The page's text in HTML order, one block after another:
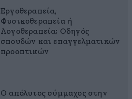
Εργοθεραπεία,
Φυσικοθεραπεία ή
Λογοθεραπεία; Οδηγός
σπουδών και επαγγελματικών
προοπτικών
Ο απόλυτος σύμμαχος στην